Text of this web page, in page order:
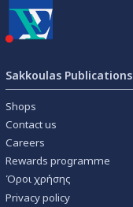
Sakkoulas Publications
Shops
Contact us
Careers
Rewards programme
Όροι χρήσης
Privacy policy